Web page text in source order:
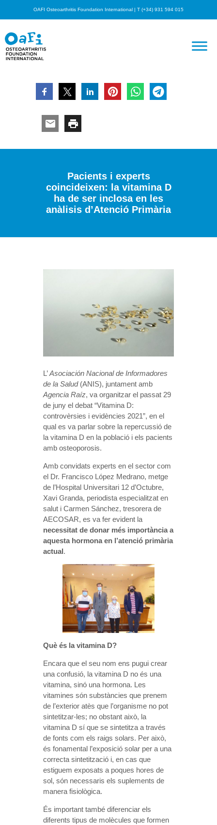
OAFI Osteoarthritis Foundation International | T (+34) 931 594 015
Pacients i experts
coincideixen: la vitamina D
ha de ser inclosa en les
anàlisis d’Atenció Primària
L’Asociación Nacional de Informadores
de la Salud(ANIS), juntament amb
Agencia Raíz, va organitzar el passat 29
de juny el debat “Vitamina D:
controvèrsies i evidències 2021”, en el
qual es va parlar sobre la repercussió de
la vitamina D en la població i els pacients
amb osteoporosis.
Amb convidats experts en el sector com
el Dr. Francisco López Medrano, metge
de l’Hospital Universitari 12 d’Octubre,
Xavi Granda, periodista especialitzat en
salut i Carmen Sánchez, tresorera de
AECOSAR, es va fer evident la
necessitat de donar més importància a
aquesta hormona en l’atenció primària
actual.
Què és la vitamina D?
Encara que el seu nom ens pugui crear
una confusió, la vitamina D no és una
vitamina, sinó una hormona. Les
vitamines són substàncies que prenem
de l’exterior atès que l’organisme no pot
sintetitzar-les; no obstant això, la
vitamina D sí que se sintetitza a través
de fonts com els raigs solars. Per això,
és fonamental l’exposició solar per a una
correcta sintetització i, en cas que
estiguem exposats a poques hores de
sol, són necessaris els suplements de
manera fisiològica.
És important també diferenciar els
diferents tipus de molècules que formen